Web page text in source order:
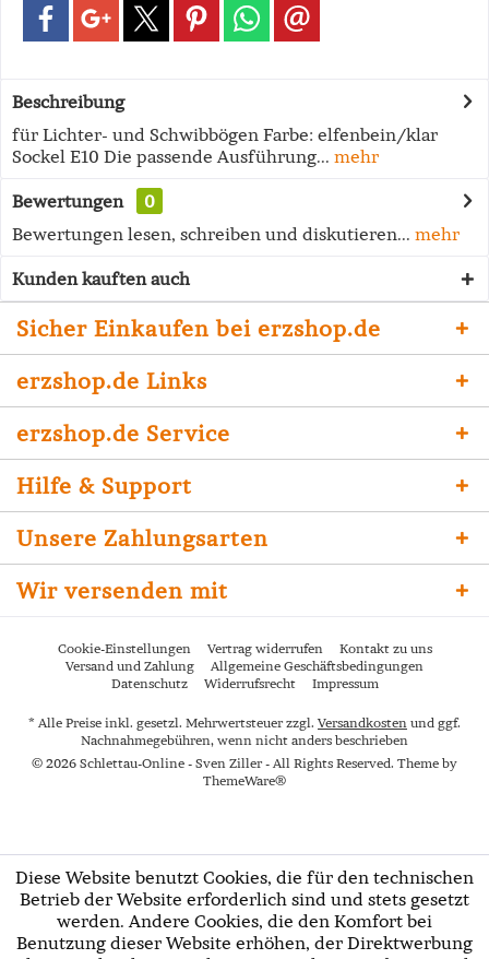
Beschreibung
für Lichter- und Schwibbögen Farbe: elfenbein/klar
Sockel E10 Die passende Ausführung... mehr
Bewertungen
0
Bewertungen lesen, schreiben und diskutieren... mehr
Kunden kauften auch
Sicher Einkaufen bei erzshop.de
erzshop.de Links
erzshop.de Service
Hilfe & Support
Unsere Zahlungsarten
Wir versenden mit
Cookie-Einstellungen Vertrag widerrufen
Kontakt zu uns
Versand und Zahlung
Allgemeine Geschäftsbedingungen
Datenschutz
Widerrufsrecht Impressum
* Alle Preise inkl. gesetzl. Mehrwertsteuer zzgl. Versandkosten und ggf.
Nachnahmegebühren, wenn nicht anders beschrieben
© 2026 Schlettau-Online - Sven Ziller - All Rights Reserved. Theme by
ThemeWare®
Diese Website benutzt Cookies, die für den technischen
Betrieb der Website erforderlich sind und stets gesetzt
werden. Andere Cookies, die den Komfort bei
Benutzung dieser Website erhöhen, der Direktwerbung